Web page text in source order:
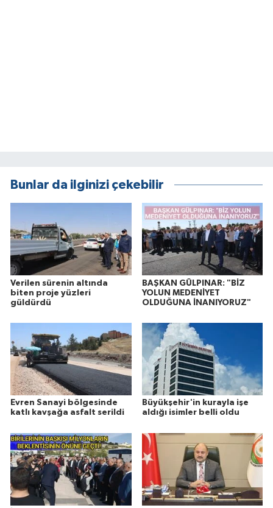
Bunlar da ilginizi çekebilir
Verilen sürenin altında
biten proje yüzleri
güldürdü
BAŞKAN GÜLPINAR: "BİZ
YOLUN MEDENİYET
OLDUĞUNA İNANIYORUZ"
Evren Sanayi bölgesinde
katlı kavşağa asfalt serildi
Büyükşehir'in kurayla işe
aldığı isimler belli oldu